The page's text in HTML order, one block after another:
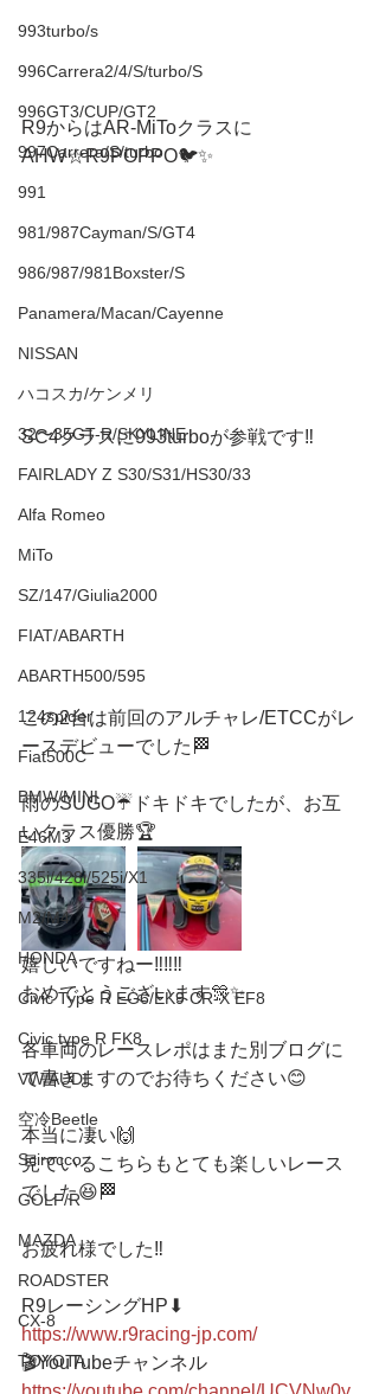
993turbo/s
996Carrera2/4/S/turbo/S
996GT3/CUP/GT2
997Carrera/S/turbo
991
981/987Cayman/S/GT4
986/987/981Boxster/S
Panamera/Macan/Cayenne
NISSAN
ハコスカ/ケンメリ
32〜35GT-R/SKYLINE
FAIRLADY Z S30/S31/HS30/33
Alfa Romeo
MiTo
SZ/147/Giulia2000
FIAT/ABARTH
ABARTH500/595
124spider
Fiat500C
BMW/MINI
E46M3
335i/428i/525i/X1
M2/M4
HONDA
Civic Type R EG6/EK9 CR-X EF8
Civic type R FK8
VW/AUDI
空冷Beetle
Scirocco
GOLF/R
MAZDA
ROADSTER
CX-8
TOYOTA
R9からはAR-MiToクラスに
AHW☆R9POPPO🐦✨
SC4クラスに993turboが参戦です‼️
この2台は前回のアルチャレ/ETCCがレ
ースデビューでした🏁
雨のSUGO☔️ドキドキでしたが、お互
いクラス優勝🏆
嬉しいですねー‼️‼️‼️
おめでとうございます🎊✨
各車両のレースレポはまた別ブログに
て書きますのでお待ちください😊
本当に凄い🙌
見ているこちらもとても楽しいレース
でした😆🏁
お疲れ様でした‼️
R9レーシングHP⬇︎
https://www.r9racing-jp.com/
🎬YouTubeチャンネル